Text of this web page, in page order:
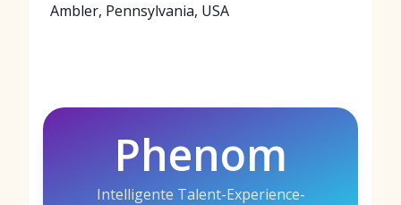
Ambler, Pennsylvania, USA
Phenom
Intelligente Talent-Experience-